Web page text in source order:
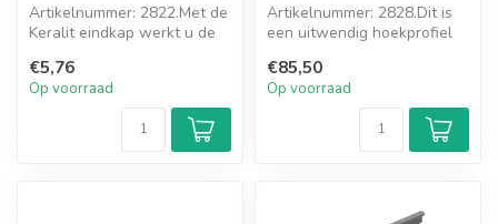
Artikelnummer: 2822.Met de
Keralit eindkap werkt u de
€5,76
Op voorraad
Artikelnummer: 2828.Dit is
een uitwendig hoekprofiel
hoek...
€85,50
Op voorraad